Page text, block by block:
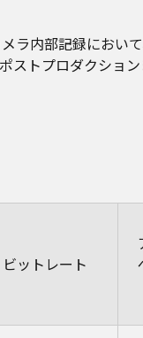
ラ内部記録におい
トプロダクショ
ビットレート